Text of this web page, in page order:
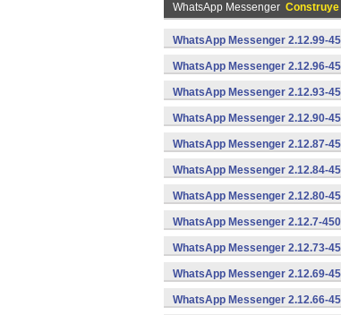
WhatsApp Messenger Construye
WhatsApp Messenger 2.12.99-
WhatsApp Messenger 2.12.96-
WhatsApp Messenger 2.12.93-
WhatsApp Messenger 2.12.90-
WhatsApp Messenger 2.12.87-
WhatsApp Messenger 2.12.84-
WhatsApp Messenger 2.12.80-
WhatsApp Messenger 2.12.7-
WhatsApp Messenger 2.12.73-
WhatsApp Messenger 2.12.69-
WhatsApp Messenger 2.12.66-